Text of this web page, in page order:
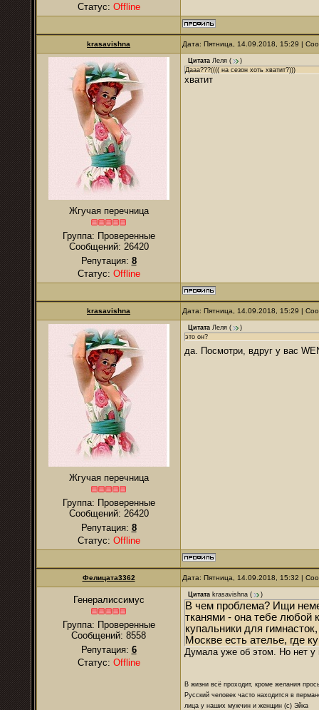
Статус: Offline
krasavishna Дата: Пятница, 14.09.2018, 15:29 |
Жгучая перечница
Группа: Проверенные
Сообщений: 26420
Репутация: 8
Статус: Offline
Цитата Леля (
)
Дааа???(((( на сезон хоть хватит?)))
хватит
krasavishna Дата: Пятница, 14.09.2018, 15:29 |
Жгучая перечница
Группа: Проверенные
Сообщений: 26420
Репутация: 8
Статус: Offline
Цитата Леля (
)
это он?
да. Посмотри, вдруг у вас
Фелицата3362 Дата: Пятница, 14.09.2018, 15:32 |
Генералиссимус
Группа: Проверенные
Сообщений: 8558
Репутация: 6
Статус: Offline
Цитата krasavishna ( )
В чем проблема? Ищи
тканями - она тебе любой
купальники для
Москве есть ателье, где
Думала уже об этом. Но нет у
В жизни всё проходит, кроме желания
Русский человек часто находится в
лица у наших мужчин и женщин (с) Эйка